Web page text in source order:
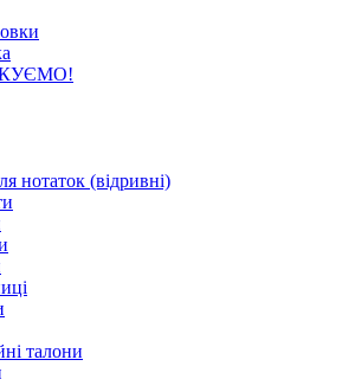
нотаток (відривні)
талони